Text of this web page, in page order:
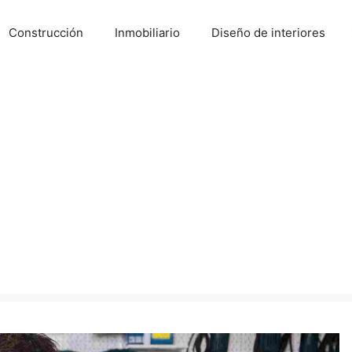
Construcción Inmobiliario Diseño de interiores